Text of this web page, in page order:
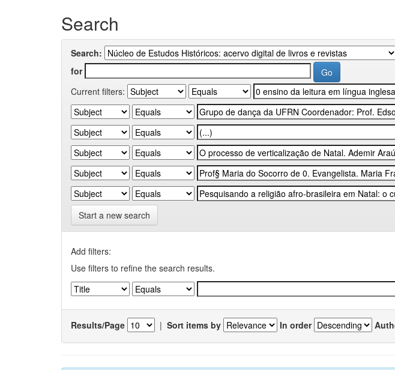
Search
Search:
for
Current filters:
Start a new search
Add filters:
Use filters to refine the search results.
Results/Page | Sort items by In order